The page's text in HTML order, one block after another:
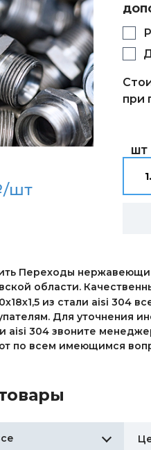
при
/шт
ШТ
Переходы
области.
из стали aisi 304
Для уточнения
aisi 304 звоните
по всем имеющимся